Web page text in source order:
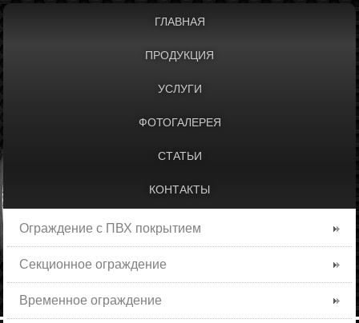
ГЛАВНАЯ
ПРОДУКЦИЯ
УСЛУГИ
ФОТОГАЛЕРЕЯ
СТАТЬИ
КОНТАКТЫ
Ограждение с ПВХ покрытием
Секционное ограждение
Временное ограждение